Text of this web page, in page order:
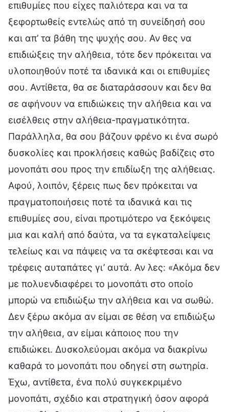
επιθυμίες που είχες παλιότερα και να τα
ξεφορτωθείς εντελώς από τη συνείδησή σου
και απ’ τα βάθη της ψυχής σου. Αν θες να
επιδιώξεις την αλήθεια, τότε δεν πρόκειται να
υλοποιηθούν ποτέ τα ιδανικά και οι επιθυμίες
σου. Αντίθετα, θα σε διαταράσσουν και δεν θα
σε αφήνουν να επιδιώκεις την αλήθεια και να
εισέλθεις στην αλήθεια-πραγματικότητα.
Παράλληλα, θα σου βάζουν φρένο κι ένα σωρό
δυσκολίες και προκλήσεις καθώς βαδίζεις στο
μονοπάτι σου προς την επιδίωξη της αλήθειας.
Αφού, λοιπόν, ξέρεις πως δεν πρόκειται να
πραγματοποιήσεις ποτέ τα ιδανικά και τις
επιθυμίες σου, είναι προτιμότερο να ξεκόψεις
μια και καλή από δαύτα, να τα εγκαταλείψεις
τελείως και να πάψεις να τα σκέφτεσαι και να
τρέφεις αυταπάτες γι’ αυτά. Αν λες: «Ακόμα δεν
με πολυενδιαφέρει το μονοπάτι στο οποίο
μπορώ να επιδιώξω την αλήθεια και να σωθώ.
Δεν ξέρω ακόμα αν είμαι σε θέση να επιδιώξω
την αλήθεια, αν είμαι κάποιος που την
επιδιώκει. Δυσκολεύομαι ακόμα να διακρίνω
καθαρά το μονοπάτι που οδηγεί στη σωτηρία.
Έχω, αντίθετα, ένα πολύ συγκεκριμένο
μονοπάτι, σχέδιο και στρατηγική όσον αφορά